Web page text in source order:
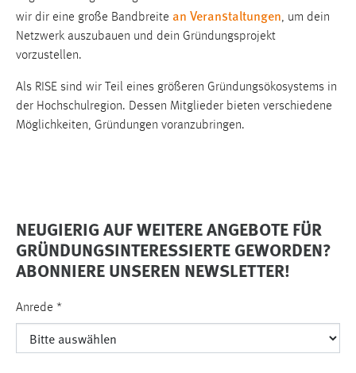
wir dir eine große Bandbreite an Veranstaltungen, um dein
Netzwerk auszubauen und dein Gründungsprojekt
vorzustellen.
Als RISE sind wir Teil eines größeren Gründungsökosystems in
der Hochschulregion. Dessen Mitglieder bieten verschiedene
Möglichkeiten, Gründungen voranzubringen.
NEUGIERIG AUF WEITERE ANGEBOTE FÜR
GRÜNDUNGSINTERESSIERTE GEWORDEN?
ABONNIERE UNSEREN NEWSLETTER!
Anrede *
Cookie Laufzeit:
MARKETING
Marketing Cookies werden von Drittanbietern
Google Ads
Name:
_gcl_au
Anbieter:
Google Ireland Limited
Zweck: